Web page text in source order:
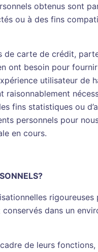
obtenus sont
ou à des fins
carte de crédit,
ont besoin pour
utilisateur de
fins statistiques ou
personnels pour
en cours.
dans un
de leurs